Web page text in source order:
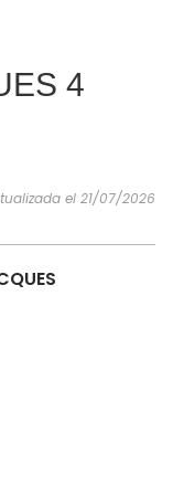
4
el 21/07/2026